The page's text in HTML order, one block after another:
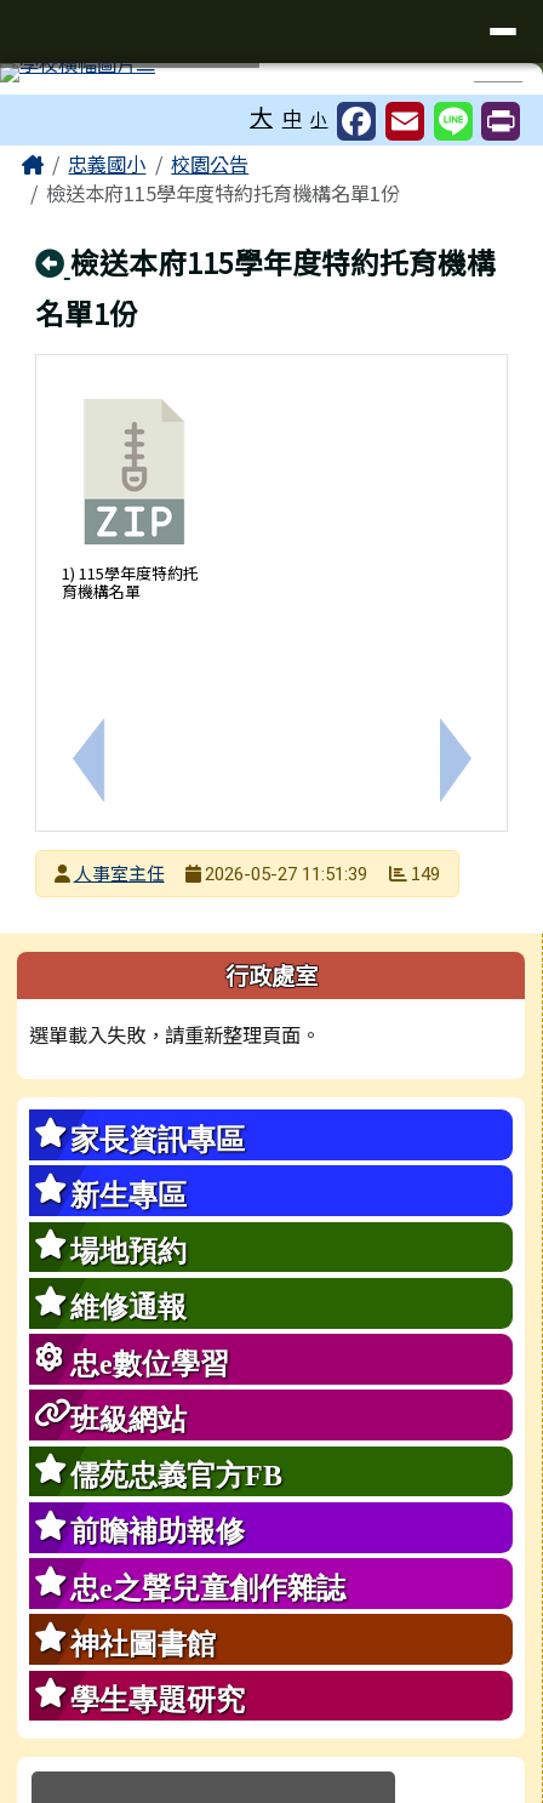
⏸
大 中 小
主內容區域
Home忠義國小
校園公告
檢送本府115學年度特約托育機構名單1份
回上頁
檢送本府115學年度特約托育機構
名單1份
上一筆：檢送「中華民國116年（西元2027年）政府
1) 115學年度特約托
育機構名單
下一筆：
發布者人事室主任
2026-05-27 11:51:39 149
左邊區域內容 行政處室
選單載入失敗，請重新整理頁面。
家長資訊專區
新生專區
場地預約
維修通報
忠e數位學習
班級網站
儒苑忠義官方FB
前瞻補助報修
忠e之聲兒童創作雜誌
神社圖書館
學生專題研究
於彈跳視窗觀看：學校line官方好友QRcode
頁尾區域